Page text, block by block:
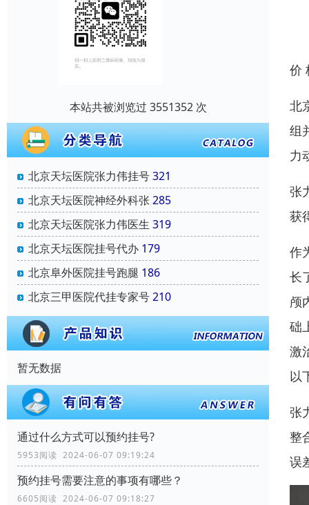
本站共被浏览过 3551352 次
北京天坛医院张力伟挂号321
北京天坛医院神经外科张 285
北京天坛医院张力伟医生 319
北京天坛医院挂号代办 179
北京阜外医院挂号跑腿 186
北京三甲医院代挂专家号210
暂无数据
通过什么方式可以预约挂号?
5953阅读 2024-06-07 09:19:24
预约挂号需要注意的事项有哪些？
6605阅读 2024-06-07 09:18:27
价
北
组
力
张
获
作
长
颅
础
激
以
张
整
误